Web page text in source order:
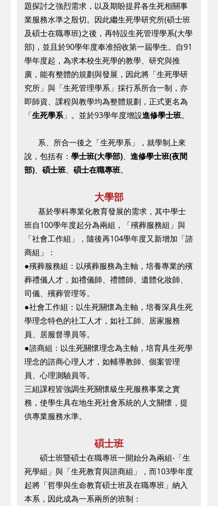
題探討之強烈需求，以及期盼提昇各生死相關事
業服務水準之殷切。 因此繼生死學研究所(碩士班
及碩士在職專班)之後，再特設生死管理學系(大學
部)，並且於90學年度奉准招收第一屆學生。 自91
學年度起，為求本校生死學的教學、研究與推
廣，能有整體的規劃與發展， 因此將「生死學研
究所」與「生死管理學系」採行系所合一制，亦
即師資、課程與教學均為整體規劃，正式更名為
「生死學系」。並於93學年度增設進修學士班。
系、所合一後之「生死學系」，就學制上來
說，包括有：學士班(大學部)、進修學士班(夜間
部)、碩士班、碩士在職專班。
大學部
基於學科專業化教育發展的需求，其中學士
班自100學年度起分為兩組，「殯葬服務組」與
「社會工作組」，隨後再104學年度又新增加「諮
商組」
：
●殯葬服務組 ： 以殯葬服務為主軸，培養專業的殯
葬禮儀人才，如禮儀師、禮體師、遺體化妝師、
司儀、殯葬管理等。
●社會工作組 ： 以生死關懷為主軸，培養深具生死
學理念特色的社工人才，如社工師、居家服務
員、居服督導員等。
●諮商組 ： 以生死關懷理念為主軸，培育具生死學
理念的諮商心理人才，如輔導教師、個案管理
員、心理測驗員等。
三組課程皆強調生死關懷級生死服務事業之實
務，使學生具在地生死社會系統的人文關懷，提
供專業服務水準。
碩士班
碩士班暨碩士在職專班一開始分為兩組-「生
死學組」與「生死教育與諮商組」，而103學年度
起將「哲學與生命教育碩士班及在職專班」納入
本系， 因此成為一系兩所的班制 ：